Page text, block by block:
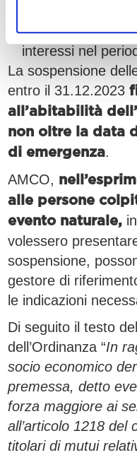
sospendere
capitale,
interessi nel
La sospensione
entro il 31.12.2023
all’abitabilità
non oltre la data
di emergenza.
AMCO,
alle persone
evento naturale,
volessero
sospensione,
gestore di
le indicazioni
Di seguito il testo
dell’Ordinanza “In
socio economico
premessa, detto
forza maggiore ai
all’articolo 1218 del
titolari di mutui